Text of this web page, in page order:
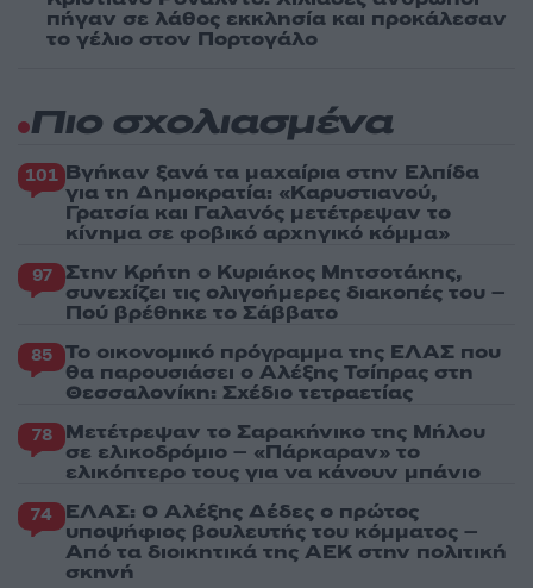
πήγαν σε λάθος εκκλησία και προκάλεσαν
το γέλιο στον Πορτογάλο
Πιο σχολιασμένα
101 Βγήκαν ξανά τα μαχαίρια στην Ελπίδα
για τη Δημοκρατία: «Καρυστιανού,
Γρατσία και Γαλανός μετέτρεψαν το
κίνημα σε φοβικό αρχηγικό κόμμα»
97 Στην Κρήτη ο Κυριάκος Μητσοτάκης,
συνεχίζει τις ολιγοήμερες διακοπές του –
Πού βρέθηκε το Σάββατο
85 Το οικονομικό πρόγραμμα της ΕΛΑΣ που
θα παρουσιάσει ο Αλέξης Τσίπρας στη
Θεσσαλονίκη: Σχέδιο τετραετίας
78 Μετέτρεψαν το Σαρακήνικο της Μήλου
σε ελικοδρόμιο – «Πάρκαραν» το
ελικόπτερο τους για να κάνουν μπάνιο
74 ΕΛΑΣ: Ο Αλέξης Δέδες ο πρώτος
υποψήφιος βουλευτής του κόμματος –
Από τα διοικητικά της ΑΕΚ στην πολιτική
σκηνή